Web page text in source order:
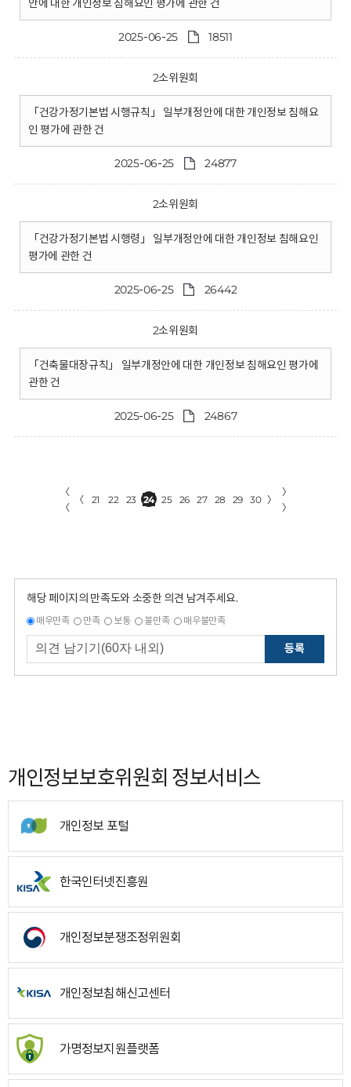
안에 대한 개인정보 침해요인 평가에 관한 건
2025-06-25 18511
2소위원회
「건강가정기본법 시행규칙」 일부개정안에 대한 개인정보 침해요
인 평가에 관한 건
2025-06-25 24877
2소위원회
「건강가정기본법 시행령」 일부개정안에 대한 개인정보 침해요인
평가에 관한 건
2025-06-25 26442
2소위원회
「건축물대장규칙」 일부개정안에 대한 개인정보 침해요인 평가에
관한 건
2025-06-25 24867
〈
〈
〈 21 22 23 24 25 26 27 28 29 30 〉
〉
〉
해당 페이지의 만족도와 소중한 의견 남겨주세요.
매우만족 만족 보통 불만족 매우불만족
등록
개인정보보호위원회 정보서비스
개인정보 포털
한국인터넷진흥원
개인정보분쟁조정위원회
개인정보침해신고센터
가명정보지원플랫폼